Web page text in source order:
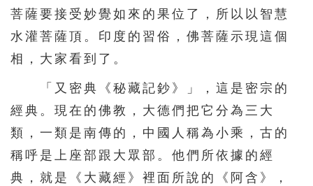
菩薩要接受妙覺如來的果位了，所以以智慧
水灌菩薩頂。印度的習俗，佛菩薩示現這個
相，大家看到了。
「又密典《秘藏記鈔》」，這是密宗的
經典。現在的佛教，大德們把它分為三大
類，一類是南傳的，中國人稱為小乘，古的
稱呼是上座部跟大眾部。他們所依據的經
典，就是《大藏經》裡面所說的《阿含》，